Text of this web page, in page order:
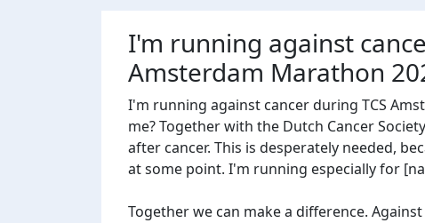
I'm running against
Amsterdam Marathon
I'm running against cancer during TCS
me? Together with the Dutch Cancer
after cancer. This is desperately needed,
at some point. I'm running especially for
Together we can make a difference.